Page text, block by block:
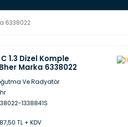
6338022
1.3 Dizel Komple
Marka 6338022
Ve Radyatör
1338841S
TL + KDV